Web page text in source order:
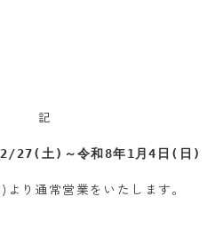
27(土)～令和8年1月4日(日)
営業をいたします。